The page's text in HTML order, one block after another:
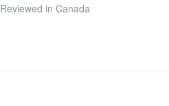
Reviewed in Canada